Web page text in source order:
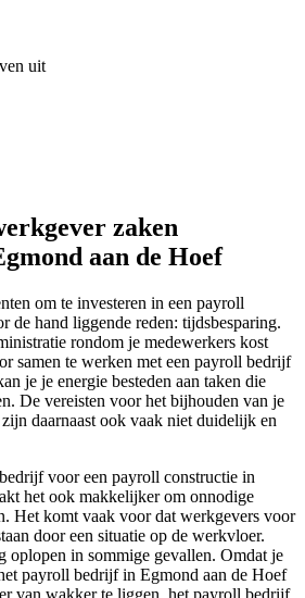
uit
zaken
aan de Hoef
om te investeren in een payroll
de hand liggende reden: tijdsbesparing.
rondom je medewerkers kost
samen te werken met een payroll bedrijf
je je energie besteden aan taken die
De vereisten voor het bijhouden van je
daarnaast ook vaak niet duidelijk en
voor een payroll constructie in
het ook makkelijker om onnodige
Het komt vaak voor dat werkgevers voor
door een situatie op de werkvloer.
oplopen in sommige gevallen. Omdat je
payroll bedrijf in Egmond aan de Hoef
van wakker te liggen, het payroll bedrijf